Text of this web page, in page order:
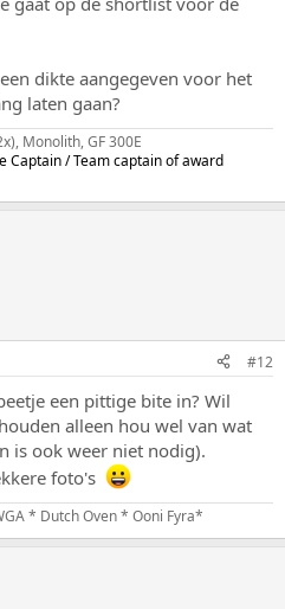
dikte aangegeven voor het
laten gaan?
Monolith, GF 300E
Captain / Team captain of award
#12
een pittige bite in? Wil
alleen hou wel van wat
is ook weer niet nodig).
foto's
* Dutch Oven * Ooni Fyra*